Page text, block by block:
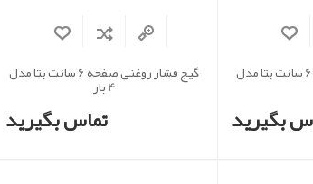
گیج فشار روغنی صفحه 6 سانت بتا مدل
بگیرید
گیج فشار روغنی صفحه 6 سانت بتا مدل
4 بار
تماس بگیرید